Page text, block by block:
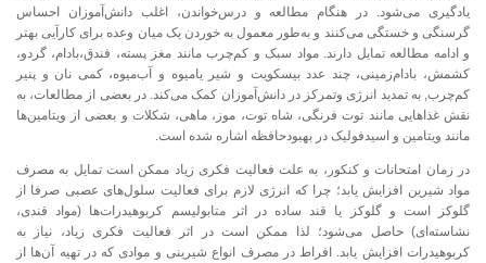
یادگیری می‌شود. در هنگام مطالعه و درس‌خواندن، اغلب دانش‌آموزان احساس
گرسنگی و خستگی می‌کنند و به‌طور معمول به خوردن یک میان وعده برای کارآیی بهتر
و ادامه مطالعه تمایل دارند. مواد سبک و کم‌چرب مانند مغز پسته، فندق،بادام، گردو،
کشمش، بادام‌زمینی، چند عدد بیسکویت و شیر یامیوه و آب‌میوه، کمی نان و پنیر
کم‌چرب, به تمدید انرژی وتمرکز در دانش‌آموزان کمک می‌کند. در بعضی از مطالعات، به
نقش غذاهایی مانند توت‌ فرنگی، شاه‌ توت، موز، ماهی، شکلات و بعضی از ویتامین‌ها
مانند ویتامین و اسیدفولیک در بهبودحافظه اشاره شده است.
در زمان امتحانات و کنکور، به علت فعالیت فکری زیاد ممکن است تمایل به مصرف
مواد شیرین افزایش یابد؛ چرا که انرژی لازم برای فعالیت سلول‌های عصبی صرفا از
گلوکز است و گلوکز یا قند ساده در اثر متابولیسم کربوهیدرات‌ها (مواد قندی،
نشاسته‌ای) حاصل می‌شود؛ لذا ممکن است در اثر فعالیت فکری زیاد، نیاز به
کربوهیدرات افزایش یابد. افراط در مصرف انواع شیرینی و موادی که در تهیه آن‌ها از